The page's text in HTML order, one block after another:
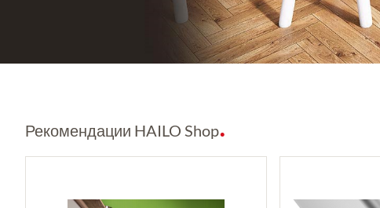
Рекомендации HAILO Shop